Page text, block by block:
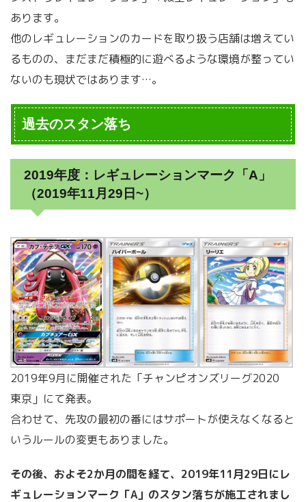
あります。
他のレギュレーションのカードを取り扱う店舗は増えてい
るものの、まだまだ積極的に遊べるような環境が整ってい
ないのも現状ではあります…。
過去のスタン落ち
2019年度：レギュレーションマーク「A」
（2019年11月29日~）
2019年9月に開催された「チャンピオンズリーグ2020
東京」にて発表。
合わせて、先攻の最初の番にはサポートが使えなくなると
いうルールの変更もありました。
その後、およそ2か月の間を経て、2019年11月29日にレ
ギュレーションマーク「A」のスタン落ちが施工されまし